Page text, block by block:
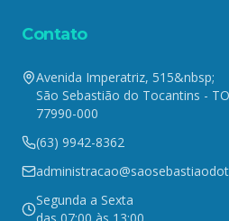
Contato
Avenida Imperatriz, 515&nbsp;
São Sebastião do Tocantins - TO
77990-000
(63) 9942-8362
Segunda a Sexta